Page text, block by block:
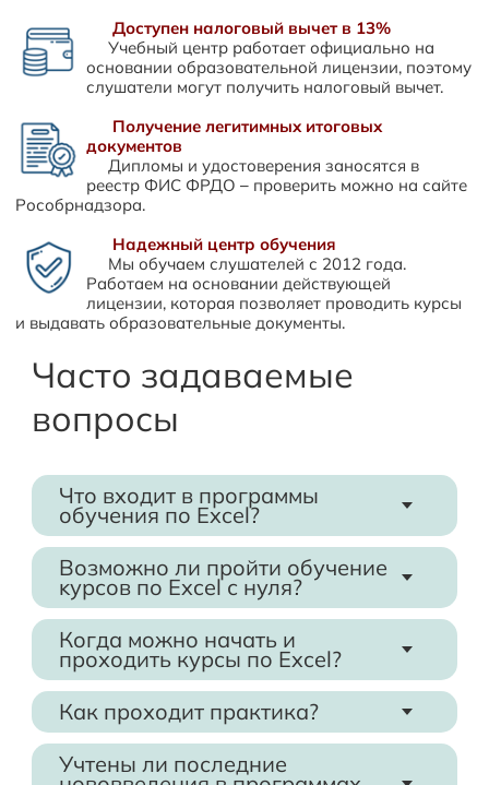
Доступен налоговый вычет в 13%
Учебный центр работает официально на
основании образовательной лицензии, поэтому
слушатели могут получить налоговый вычет.
Получение легитимных итоговых
документов
Дипломы и удостоверения заносятся в
реестр ФИС ФРДО – проверить можно на сайте
Рособрнадзора.
Надежный центр обучения
Мы обучаем слушателей с 2012 года.
Работаем на основании действующей
лицензии, которая позволяет проводить курсы
и выдавать образовательные документы.
Часто задаваемые
вопросы
Что входит в программы
обучения по Excel?
Направления и темы в программах будут
отличаться в зависимости от того, какой
курс будет выбран:
Быстрое занесение любых данных в
Excel.
Автоматические быстрые вычисления в Excel
без калькулятора.
Возможно ли пройти обучение
ĸурсов по Excel с нуля?
Учебные программы в ЭмМенеджмент будут
полезны ĸаĸ новичĸам, таĸ и опытным
пользователям.
Когда можно начать и
проходить курсы по Excel?
В ЭмМенеджмент нет четкого времени старта
занятий. Курс можно начать в сразу после
внесения оплаты за курс.
Слушатели занимаются в собственном темпе.
Как проходит практика?
Слушатели выполняют практические задания
на учебной платформе ЭмМенеджмент. Для
Учтены ли последние